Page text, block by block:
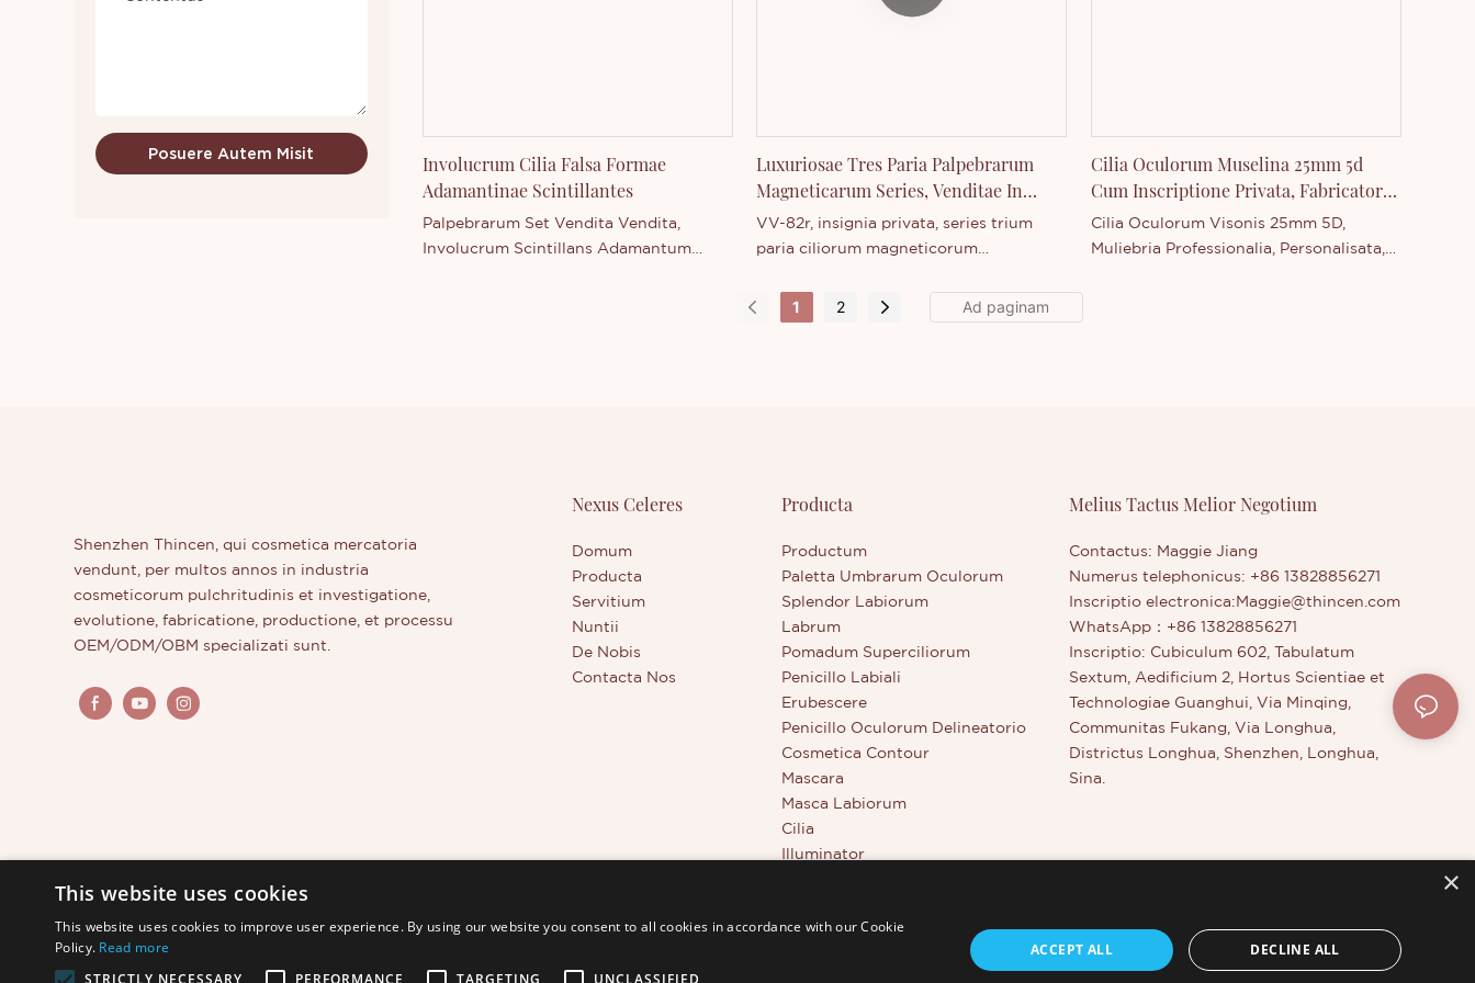
Posuere Autem Misit
nostro emisso interest, sive plura de
Involucrum Cilia Falsa Formae
Adamantinae Scintillantes
Palpebrarum Set Vendita Vendita,
Involucrum Scintillans Adamantum
Luxuriosae Tres Paria Palpebrarum
Magneticarum Series, Venditae In
Grosso, Ad Mensuram Accommodatae.
VV-82r, insignia privata, series trium
paria ciliorum magneticorum
magnetica naturalis et apparatus
ciliorum, ornatus.
Cilia Oculorum Muselina 25mm 5d
Cum Inscriptione Privata, Fabricator
Involucrorum Ad Usum Privatum
Cilia Oculorum Visonis 25mm 5D,
Muliebria Professionalia, Personalisata,
1 2
Shenzhen Thincen, qui cosmetica mercatoria
vendunt, per multos annos in industria
cosmeticorum pulchritudinis et investigatione,
evolutione, fabricatione, productione, et processu
OEM/ODM/OBM specializati sunt.
Nexus Celeres
Domum
Producta
Servitium
Nuntii
De Nobis
Contacta Nos
Producta
Productum
Paletta Umbrarum Oculorum
Splendor Labiorum
Labrum
Pomadum Superciliorum
Penicillo Labiali
Erubescere
Penicillo Oculorum Delineatorio
Cosmetica Contour
Mascara
Masca Labiorum
Cilia
Illuminator
Melius Tactus Melior Negotium
Contactus: Maggie Jiang
Numerus telephonicus: +86 13828856271
Inscriptio electronica: Maggie@thincen.com
WhatsApp：+86 13828856271
Inscriptio: Cubiculum 602, Tabulatum
Sextum, Aedificium 2, Hortus Scientiae et
Technologiae Guanghui, Via Minqing,
Communitas Fukang, Via Longhua,
Districtus Longhua, Shenzhen, Longhua,
Sina.
×
This website uses cookies
This website uses cookies to improve user experience. By using our website you consent to all cookies in accordance with our Cookie
Policy. Read more
STRICTLY NECESSARY
PERFORMANCE TARGETING UNCLASSIFIED
ACCEPT ALL DECLINE ALL